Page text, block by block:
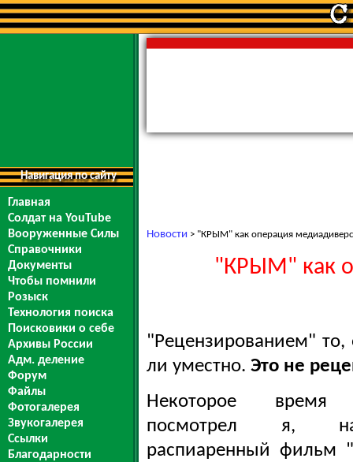
Навигация по сайту
Главная
Солдат на YouTube
Вооруженные Силы
Справочники
Документы
Чтобы помнили
Розыск
Технология поиска
Поисковики о себе
Архивы России
Адм. деление
Форум
Файлы
Фотогалерея
Звукогалерея
Ссылки
Благодарности
Новости > "КРЫМ" как операция
"КРЫМ" как
"Рецензированием" то,
ли уместно. Это не
Некоторое время
посмотрел я,
распиаренный фильм